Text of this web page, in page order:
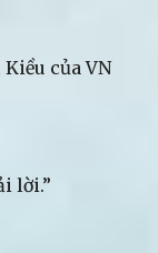
của VN
lời.”